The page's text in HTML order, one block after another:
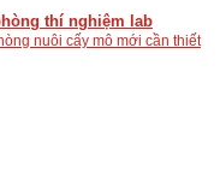
thí nghiệm lab
nuôi cấy mô mới cần thiết